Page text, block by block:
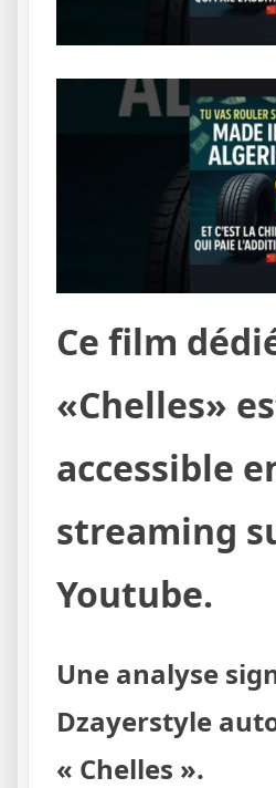
Ce film
«Chelles»
accessible
streaming
Youtube.
Une analyse
Dzayerstyle
« Chelles ».